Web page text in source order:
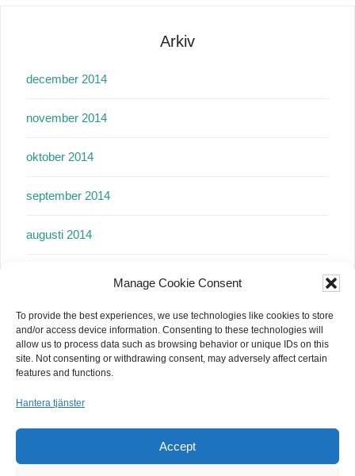
Manage Cookie Consent
To provide the best experiences, we use technologies like cookies to store
and/or access device information. Consenting to these technologies will
allow us to process data such as browsing behavior or unique IDs on this
site. Not consenting or withdrawing consent, may adversely affect certain
features and functions.
Hantera tjänster
Accept
Arkiv
december 2014
november 2014
oktober 2014
september 2014
augusti 2014
juni 2014
maj 2014
mars 2014
februari 2014